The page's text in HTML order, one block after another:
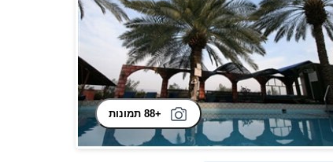
+88 תמונות